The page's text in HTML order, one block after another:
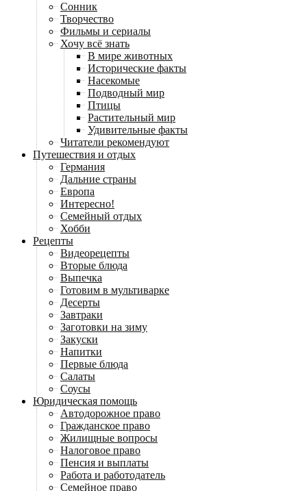
Сонник
Творчество
Фильмы и сериалы
Хочу всё знать
В мире животных
Исторические факты
Насекомые
Подводный мир
Птицы
Растительный мир
Удивительные факты
Читатели рекомендуют
Путешествия и отдых
Германия
Дальние страны
Европа
Интересно!
Семейный отдых
Хобби
Рецепты
Видеорецепты
Вторые блюда
Выпечка
Готовим в мультиварке
Десерты
Завтраки
Заготовки на зиму
Закуски
Напитки
Первые блюда
Салаты
Соусы
Юридическая помощь
Автодорожное право
Гражданское право
Жилищные вопросы
Налоговое право
Пенсия и выплаты
Работа и работодатель
Семейное право